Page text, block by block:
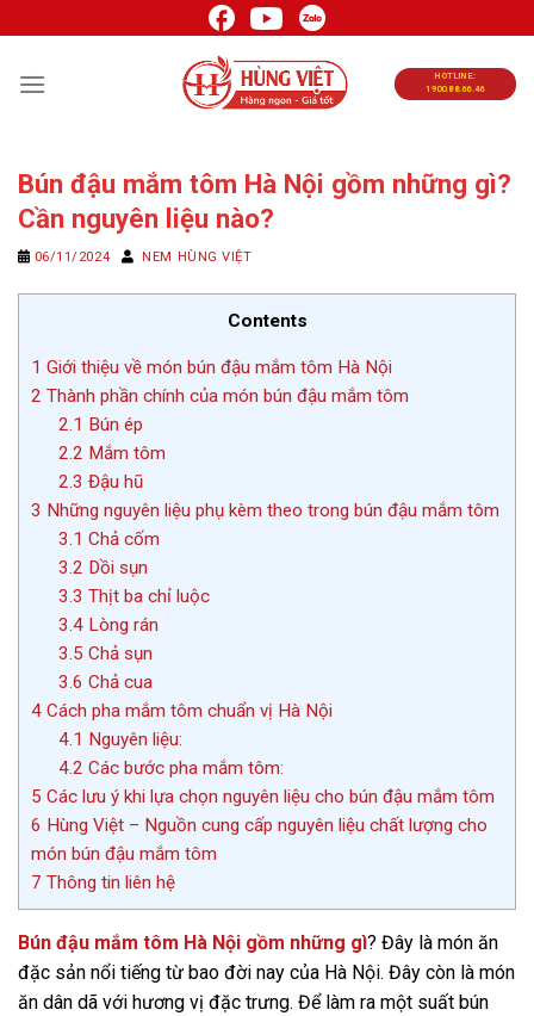
đến
nội
HOTLINE:
1900.88.66.46
Bún đậu mắm tôm Hà Nội gồm những gì?
Cần nguyên liệu nào?
06/11/2024 NEM HÙNG VIỆT
Contents
1 Giới thiệu về món bún đậu mắm tôm Hà Nội
2 Thành phần chính của món bún đậu mắm tôm
2.1 Bún ép
2.2 Mắm tôm
2.3 Đậu hũ
3 Những nguyên liệu phụ kèm theo trong bún đậu mắm tôm
3.1 Chả cốm
3.2 Dồi sụn
3.3 Thịt ba chỉ luộc
3.4Lòng rán
3.5 Chả sụn
3.6 Chả cua
4 Cách pha mắm tôm chuẩn vị Hà Nội
4.1 Nguyên liệu:
4.2 Các bước pha mắm tôm:
5 Các lưu ý khi lựa chọn nguyên liệu cho bún đậu mắm tôm
6 Hùng Việt – Nguồn cung cấp nguyên liệu chất lượng cho
món bún đậu mắm tôm
7 Thông tin liên hệ
Bún đậu mắm tôm Hà Nội gồm những gì? Đây là món ăn
đặc sản nổi tiếng từ bao đời nay của Hà Nội. Đây còn là món
ăn dân dã với hương vị đặc trưng. Để làm ra một suất bún